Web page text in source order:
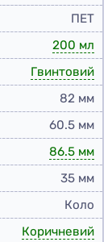
ПЕТ
200 мл
Гвинтовий
82 мм
60.5 мм
86.5 мм
35 мм
Коло
Коричневий